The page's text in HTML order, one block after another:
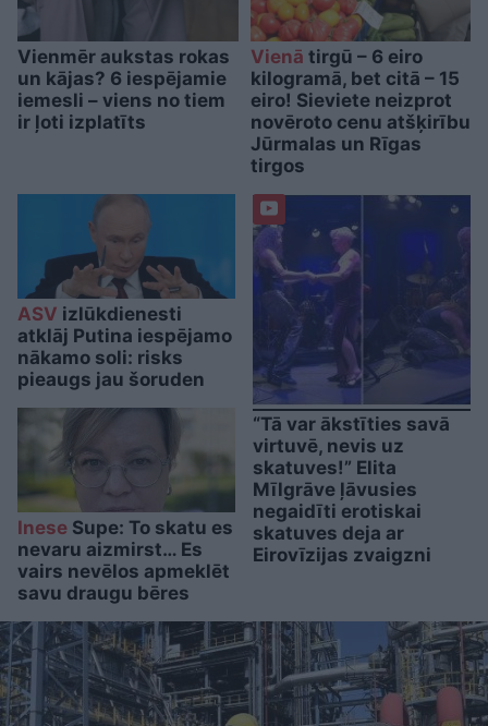
Vienmēr aukstas rokas
un kājas? 6 iespējamie
iemesli – viens no tiem
ir ļoti izplatīts
Vienā tirgū – 6 eiro
kilogramā, bet citā – 15
eiro! Sieviete neizprot
novēroto cenu atšķirību
Jūrmalas un Rīgas
tirgos
ASV izlūkdienesti
atklāj Putina iespējamo
nākamo soli: risks
pieaugs jau šoruden
Inese Supe: To skatu es
nevaru aizmirst… Es
vairs nevēlos apmeklēt
savu draugu bēres
“Tā var ākstīties savā
virtuvē, nevis uz
skatuves!” Elita
Mīlgrāve ļāvusies
negaidīti erotiskai
skatuves deja ar
Eirovīzijas zvaigzni